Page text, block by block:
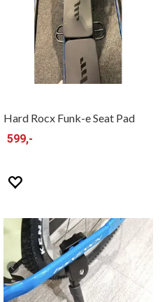
Hard Rocx Funk-e Seat Pad
599,-